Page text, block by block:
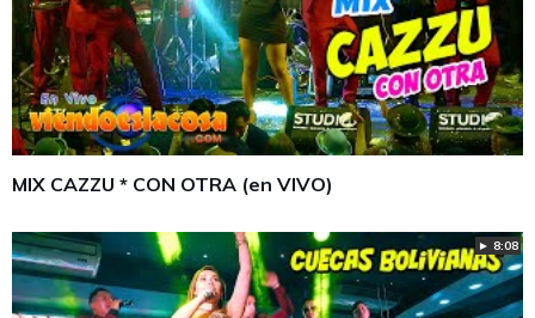
MIX CAZZU * CON OTRA (en VIVO)
► 8:08